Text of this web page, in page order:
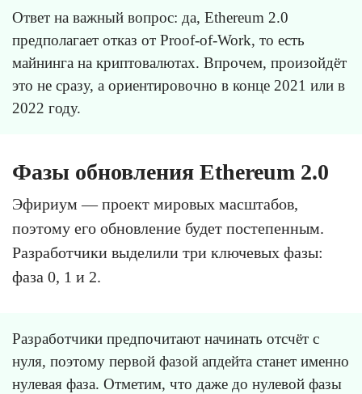
Ответ на важный вопрос: да, Ethereum 2.0
предполагает отказ от Proof-of-Work, то есть
майнинга на криптовалютах. Впрочем, произойдёт
это не сразу, а ориентировочно в конце 2021 или в
2022 году.
Фазы обновления Ethereum 2.0
Эфириум — проект мировых масштабов,
поэтому его обновление будет постепенным.
Разработчики выделили три ключевых фазы:
фаза 0, 1 и 2.
Разработчики предпочитают начинать отсчёт с
нуля, поэтому первой фазой апдейта станет именно
нулевая фаза. Отметим, что даже до нулевой фазы